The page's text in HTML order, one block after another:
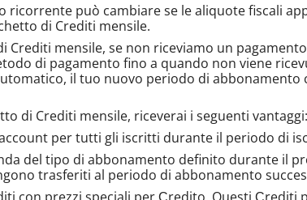
può cambiare se le aliquote fiscali
di Crediti mensile.
mensile, se non riceviamo un
di pagamento fino a quando non viene
il tuo nuovo periodo di
di Crediti mensile, riceverai i seguenti vantaggi:
per tutti gli iscritti durante il periodo di
del tipo di abbonamento definito durante il
trasferiti al periodo di abbonamento